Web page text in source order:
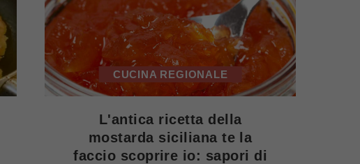
CUCINA REGIONALE
L'antica ricetta della
mostarda siciliana te la
faccio scoprire io: sapori di